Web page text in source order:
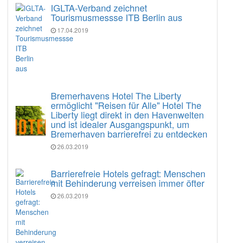
IGLTA-Verband zeichnet
Tourismusmessse ITB Berlin aus
17.04.2019
Bremerhavens Hotel The Liberty
ermöglicht "Reisen für Alle" Hotel The
Liberty liegt direkt in den Havenwelten
und ist idealer Ausgangspunkt, um
Bremerhaven barrierefrei zu entdecken
26.03.2019
Barrierefreie Hotels gefragt: Menschen
mit Behinderung verreisen immer öfter
26.03.2019